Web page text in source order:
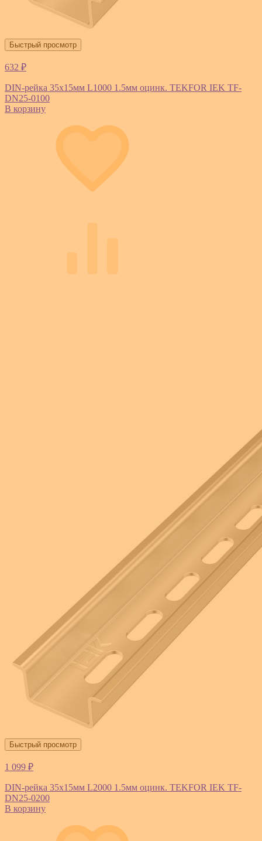
Быстрый просмотр
632 ₽
DIN-рейка 35х15мм L1000 1.5мм оцинк. TEKFOR IEK TF-
DN25-0100
В корзину
Быстрый просмотр
1 099 ₽
DIN-рейка 35х15мм L2000 1.5мм оцинк. TEKFOR IEK TF-
DN25-0200
В корзину